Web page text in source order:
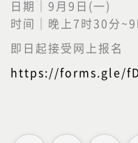
日期｜9月9日(一)
时间｜晚上7时30分
即日起接受网上报名
https://forms.gle/